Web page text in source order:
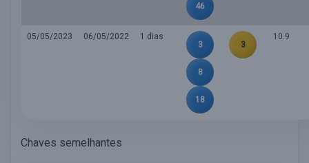
46
05/05/2023 06/05/2022
1 dias
3
8
18
3
10.9
Chaves semelhantes